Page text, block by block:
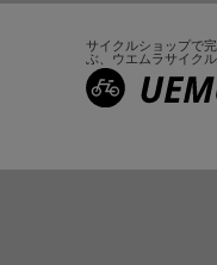
サイクルショップで
ぶ、 ウエムラサイク